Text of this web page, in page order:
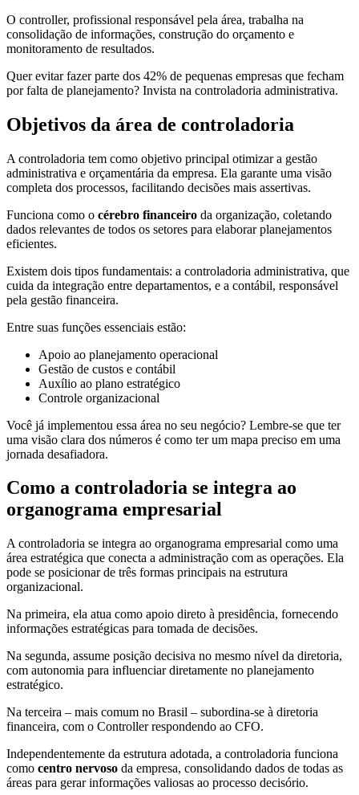
O controller, profissional responsável pela área, trabalha na
consolidação de informações, construção do orçamento e
monitoramento de resultados.
Quer evitar fazer parte dos 42% de pequenas empresas que fecham
por falta de planejamento? Invista na controladoria administrativa.
Objetivos da área de controladoria
A controladoria tem como objetivo principal otimizar a gestão
administrativa e orçamentária da empresa. Ela garante uma visão
completa dos processos, facilitando decisões mais assertivas.
Funciona como o cérebro financeiro da organização, coletando
dados relevantes de todos os setores para elaborar planejamentos
eficientes.
Existem dois tipos fundamentais: a controladoria administrativa, que
cuida da integração entre departamentos, e a contábil, responsável
pela gestão financeira.
Entre suas funções essenciais estão:
Apoio ao planejamento operacional
Gestão de custos e contábil
Auxílio ao plano estratégico
Controle organizacional
Você já implementou essa área no seu negócio? Lembre-se que ter
uma visão clara dos números é como ter um mapa preciso em uma
jornada desafiadora.
Como a controladoria se integra ao
organograma empresarial
A controladoria se integra ao organograma empresarial como uma
área estratégica que conecta a administração com as operações. Ela
pode se posicionar de três formas principais na estrutura
organizacional.
Na primeira, ela atua como apoio direto à presidência, fornecendo
informações estratégicas para tomada de decisões.
Na segunda, assume posição decisiva no mesmo nível da diretoria,
com autonomia para influenciar diretamente no planejamento
estratégico.
Na terceira – mais comum no Brasil – subordina-se à diretoria
financeira, com o Controller respondendo ao CFO.
Independentemente da estrutura adotada, a controladoria funciona
como centro nervoso da empresa, consolidando dados de todas as
áreas para gerar informações valiosas ao processo decisório.